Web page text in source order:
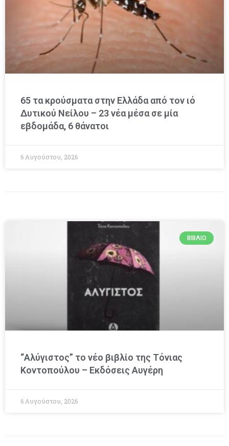
65 τα κρούσματα στην Ελλάδα από τον ιό
Δυτικού Νείλου – 23 νέα μέσα σε μία
εβδομάδα, 6 θάνατοι
6 Αυγούστου, 2026
ΒΙΒΛΊΟ
“Αλύγιστος” το νέο βιβλίο της Τόνιας
Κοντοπούλου – Εκδόσεις Αυγέρη
6 Αυγούστου, 2026